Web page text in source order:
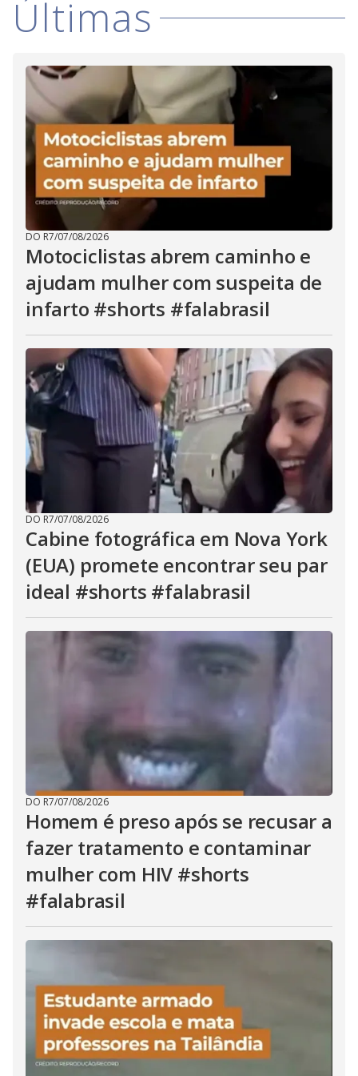
i
d
e
o
Últimas
DO R7/07/08/2026
Motociclistas abrem caminho e
ajudam mulher com suspeita de
infarto #shorts #falabrasil
DO R7/07/08/2026
Cabine fotográfica em Nova York
(EUA) promete encontrar seu par
ideal #shorts #falabrasil
DO R7/07/08/2026
Homem é preso após se recusar a
fazer tratamento e contaminar
mulher com HIV #shorts
#falabrasil